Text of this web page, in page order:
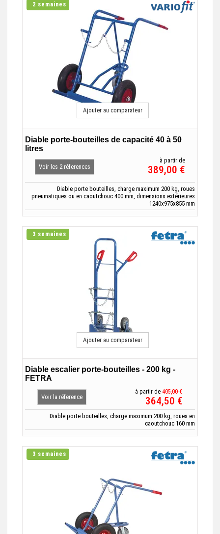
2 semaines
Diable porte-bouteilles de capacité 40 à 50
litres
Voir les 2 réferences
à partir de
389,00 €
Diable porte bouteilles, charge maximum 200 kg, roues
pneumatiques ou en caoutchouc 400 mm, dimensions extérieures
1240x975x855 mm
Ajouter au comparateur
3 semaines
Diable escalier porte-bouteilles - 200 kg -
FETRA
Voir la réference
à partir de 405,00 €
364,50 €
Diable porte bouteilles, charge maximum 200 kg, roues en
caoutchouc 160 mm
Ajouter au comparateur
3 semaines